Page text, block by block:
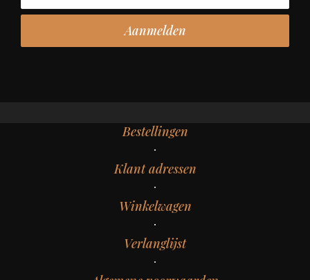
Bestellingen
Klant adressen
Winkelwagen
Verlanglijst